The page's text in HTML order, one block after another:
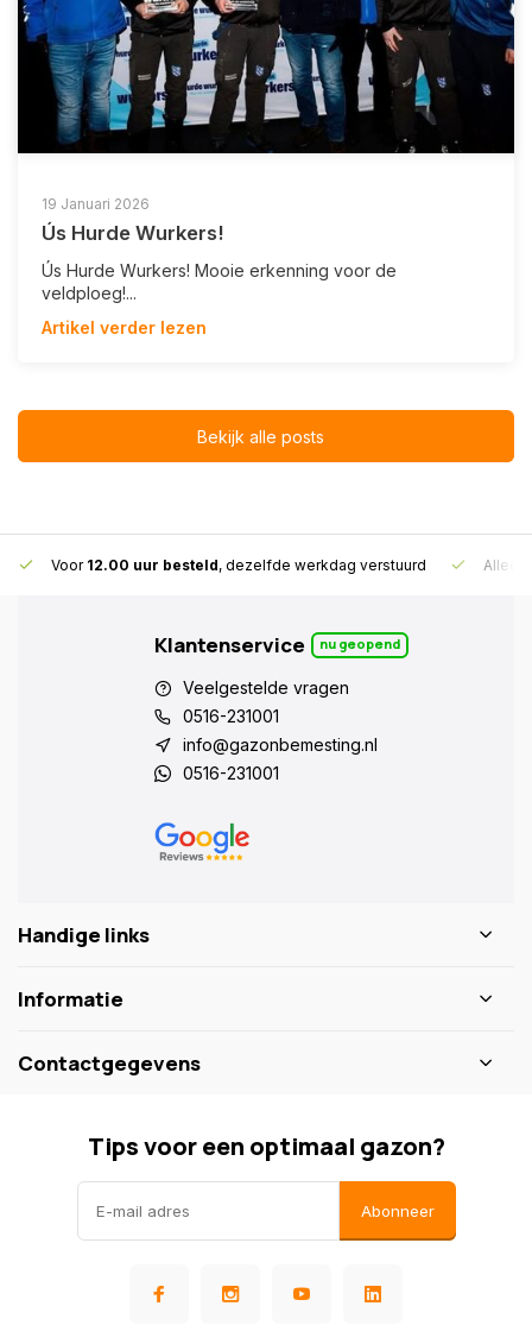
19 Januari 2026
Ús Hurde Wurkers!
Ús Hurde Wurkers! Mooie erkenning voor de
veldploeg!...
Artikel verder lezen
Bekijk alle posts
Voor 12.00 uur besteld, dezelfde werkdag verstuurd Alleen
Klantenservice nu geopend
Veelgestelde vragen
0516-231001
info@gazonbemesting.nl
0516-231001
Handige links
Informatie
Contactgegevens
Tips voor een optimaal gazon?
Abonneer